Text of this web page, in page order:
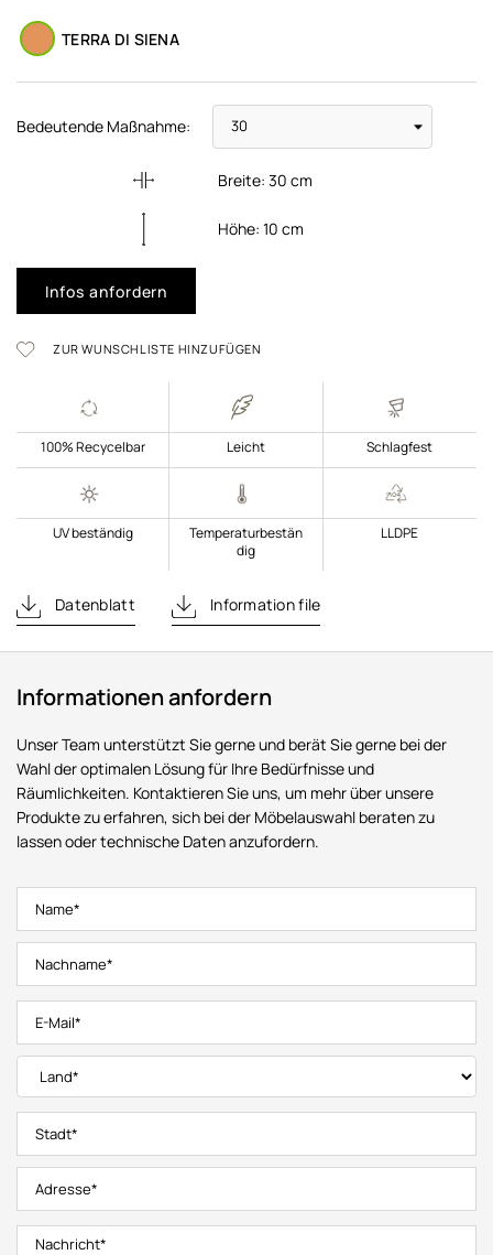
TERRA DI SIENA
Bedeutende Maßnahme:
Breite:30 cm
Höhe:10 cm
Infos anfordern
ZUR WUNSCHLISTE HINZUFÜGEN
100% Recycelbar Leicht Schlagfest
UV beständig
Temperaturbestän
dig
LLDPE
Datenblatt Information file
Informationen anfordern
Unser Team unterstützt Sie gerne und berät Sie gerne bei der
Wahl der optimalen Lösung für Ihre Bedürfnisse und
Räumlichkeiten. Kontaktieren Sie uns, um mehr über unsere
Produkte zu erfahren, sich bei der Möbelauswahl beraten zu
lassen oder technische Daten anzufordern.